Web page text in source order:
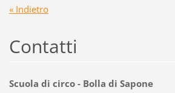
« Indietro
Contatti
Scuola di circo - Bolla di Sapone